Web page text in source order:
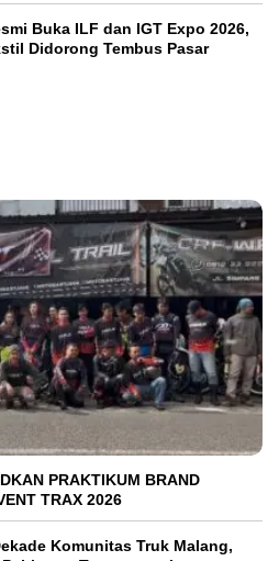
Buka ILF dan IGT Expo 2026,
Didorong Tembus Pasar
PRAKTIKUM BRAND
TRAX 2026
Komunitas Truk Malang,